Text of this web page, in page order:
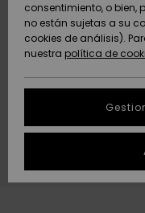
AYUDA &
CONTACTO
SOSTENIBILIDAD
consentimiento, o
no están sujetas a su
cookies de análisis).
nuestra política de